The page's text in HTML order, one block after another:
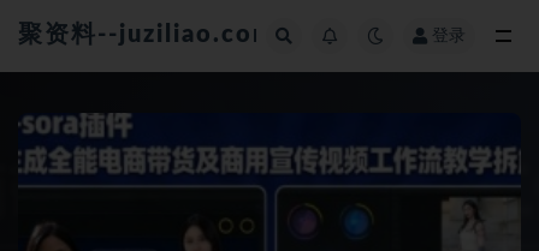
聚资料--juziliao.com--全网资料整合平台
登录